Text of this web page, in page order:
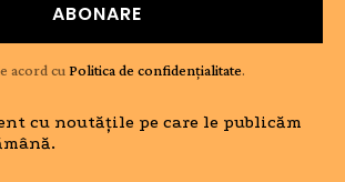
ABONARE
acord cu Politica de confidențialitate.
cu noutățile pe care le publicăm